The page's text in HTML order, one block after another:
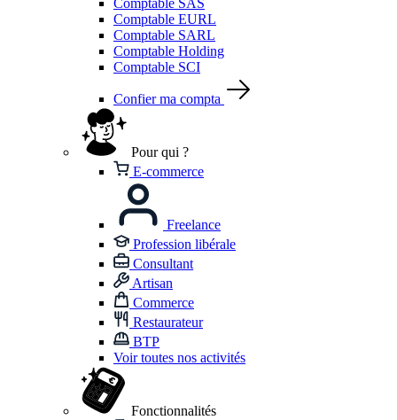
Comptable SAS
Comptable EURL
Comptable SARL
Comptable Holding
Comptable SCI
Confier ma compta
Pour qui ?
E-commerce
Freelance
Profession libérale
Consultant
Artisan
Commerce
Restaurateur
BTP
Voir toutes nos activités
Fonctionnalités